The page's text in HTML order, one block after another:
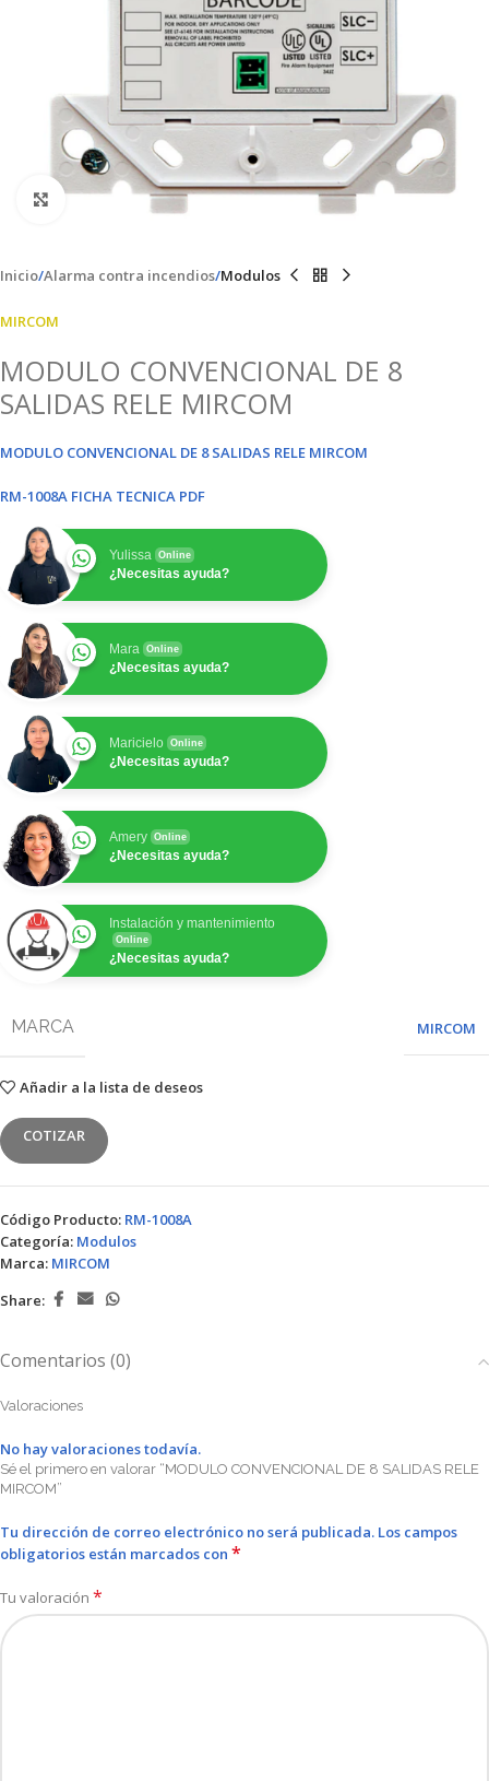
Clic para ampliar
Inicio Alarma contra incendios Modulos
MIRCOM
MODULO CONVENCIONAL DE 8
SALIDAS RELE MIRCOM
MODULO CONVENCIONAL DE 8 SALIDAS RELE MIRCOM
RM-1008A FICHA TECNICA PDF
Yulissa Online
¿Necesitas ayuda?
Mara Online
¿Necesitas ayuda?
Maricielo Online
¿Necesitas ayuda?
Amery Online
¿Necesitas ayuda?
Instalación y mantenimiento
Online
¿Necesitas ayuda?
MARCA MIRCOM
Añadir a la lista de deseos
COTIZAR
Código Producto: RM-1008A
Categoría: Modulos
Marca: MIRCOM
Share:
Comentarios (0)
Valoraciones
No hay valoraciones todavía.
Sé el primero en valorar “MODULO CONVENCIONAL DE 8 SALIDAS RELE
MIRCOM”
Tu dirección de correo electrónico no será publicada. Los campos
obligatorios están marcados con *
Tu valoración *